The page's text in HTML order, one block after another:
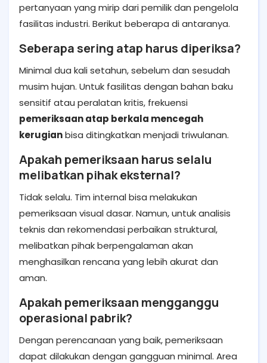
pertanyaan yang mirip dari pemilik dan pengelola
fasilitas industri. Berikut beberapa di antaranya.
Seberapa sering atap harus diperiksa?
Minimal dua kali setahun, sebelum dan sesudah
musim hujan. Untuk fasilitas dengan bahan baku
sensitif atau peralatan kritis, frekuensi
pemeriksaan atap berkala mencegah
kerugianbisa ditingkatkan menjadi triwulanan.
Apakah pemeriksaan harus selalu
melibatkan pihak eksternal?
Tidak selalu. Tim internal bisa melakukan
pemeriksaan visual dasar. Namun, untuk analisis
teknis dan rekomendasi perbaikan struktural,
melibatkan pihak berpengalaman akan
menghasilkan rencana yang lebih akurat dan
aman.
Apakah pemeriksaan mengganggu
operasional pabrik?
Dengan perencanaan yang baik, pemeriksaan
dapat dilakukan dengan gangguan minimal. Area